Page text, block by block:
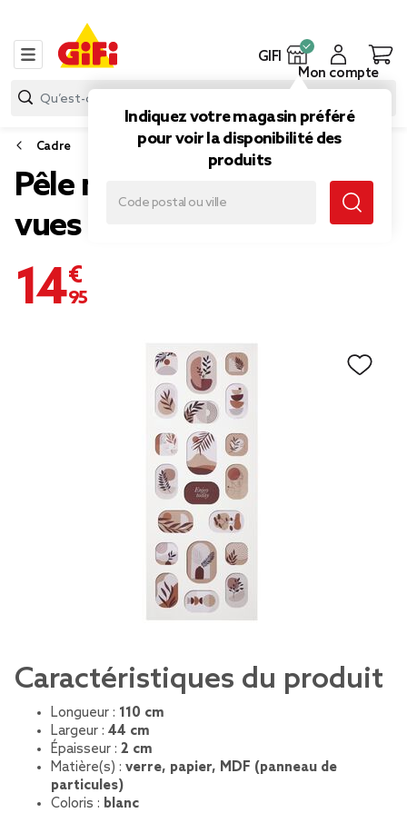
GIFI
Indiquez votre magasin préféré
pour voir la disponibilité des
produits
Mon compte
Cadre
Pêle mêle bois blanc 20
vues 44x110cm
14,95 €
Caractéristiques du produit
Longueur : 110 cm
Largeur : 44 cm
Épaisseur : 2 cm
Matière(s) : verre, papier, MDF (panneau de
particules)
Coloris : blanc